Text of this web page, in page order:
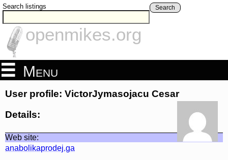
Search listings Search
openmikes.org
Menu
User profile: VictorJymasojacu Cesar
Details:
Web site:
anabolikaprodej.ga